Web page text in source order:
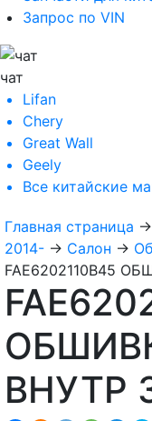
Запрос по VIN
чат
Lifan
Chery
Great Wall
Geely
Все китайские
Главная страница →
2014- → Салон →
FAE6202110B45
ВНУТР